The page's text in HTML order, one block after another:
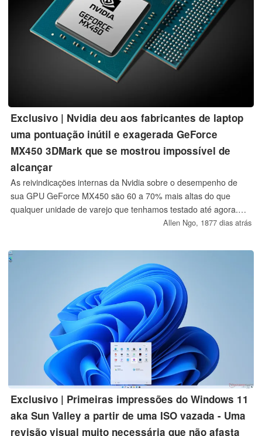
Exclusivo | Nvidia deu aos fabricantes de laptop
uma pontuação inútil e exagerada GeForce
MX450 3DMark que se mostrou impossível de
alcançar
As reivindicações internas da Nvidia sobre o desempenho de
sua GPU GeForce MX450 são 60 a 70% mais altas do que
qualquer unidade de varejo que tenhamos testado até agora.
Veja como o GeForce MX450 terá um desempenho real quando
Allen Ngo, 1877 dias atrás
Exclusivo | Primeiras impressões do Windows 11
aka Sun Valley a partir de uma ISO vazada - Uma
revisão visual muito necessária que não afasta